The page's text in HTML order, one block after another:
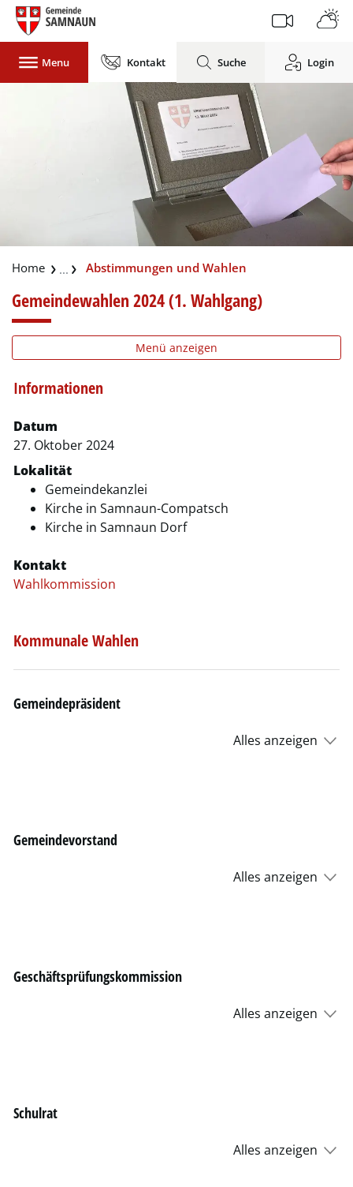
Direkt zur Hauptnavigation
Direkt zum Inhalt
Direkt zur Suche
Direkt zum Stichwortverzeichnis
Gemeinde Samnaun
Kontakt Suche Login
Menu
Abstimmungen und Wahlen
Gemeindewahlen 2024 (1. Wahlgang)
Menü anzeigen
Informationen
Datum
27. Oktober 2024
Lokalität
Gemeindekanzlei
Kirche in Samnaun-Compatsch
Kirche in Samnaun Dorf
Kontakt
Wahlkommission
Kommunale Wahlen
Gemeindepräsident
Alles anzeigen
Gemeindevorstand
Alles anzeigen
Geschäftsprüfungskommission
Alles anzeigen
Schulrat
Alles anzeigen